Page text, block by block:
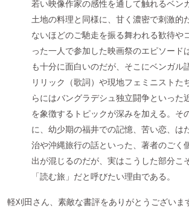
若い映像作家の感性を通して触れるベン
土地の料理と同様に、甘く濃密で刺激的
ないほどのご馳走を振る舞われる歓待や
った一人で参加した映画祭のエピソード
も十分に面白いのだが、そこにベンガル
リリック（歌詞）や現地フェミニストた
らにはバングラデシュ独立闘争といった
を象徴するトピックが深みを加える。そ
に、幼少期の福井での記憶、苦い恋、は
治や沖縄旅行の話といった、著者のごく
出が混じるのだが、実はこうした部分こ
「読む旅」だと呼びたい理由である。
軽刈田さん、素敵な書評をありがとうございま